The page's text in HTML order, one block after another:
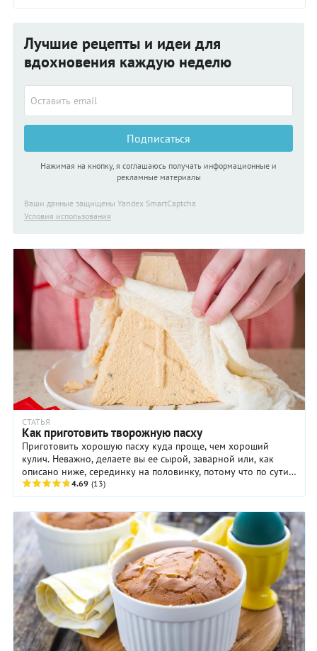
Лучшие рецепты и идеи для
вдохновения каждую неделю
Подписаться
Нажимая на кнопку, я соглашаюсь получать информационные и
рекламные материалы
Ваши данные защищены Yandex SmartCaptcha
Условия использования
СТАТЬЯ
Как приготовить творожную пасху
Приготовить хорошую пасху куда проще, чем хороший
кулич. Неважно, делаете вы ее сырой, заварной или, как
описано ниже, серединку на половинку, потому что по сути
это просто смесь нескольких ...
4.69 (13)